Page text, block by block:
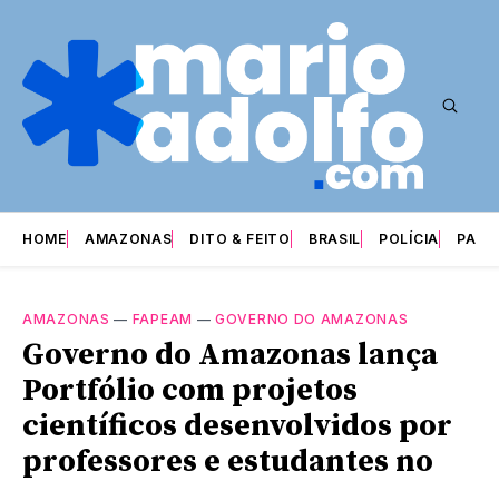
HOME AMAZONAS DITO & FEITO BRASIL POLÍCIA
AMAZONAS — FAPEAM —GOVERNO DO AMAZONAS
Governo do Amazonas lança
Portfólio com projetos
científicos desenvolvidos por
professores e estudantes no